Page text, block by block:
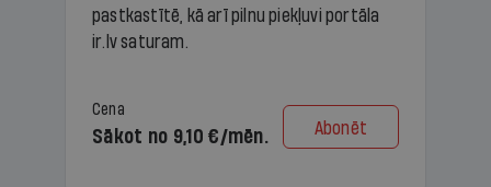
pastkastītē, kā arī pilnu piekļuvi portāla
ir.lv saturam.
Cena
Sākot no 9,10 €/mēn. Abonēt